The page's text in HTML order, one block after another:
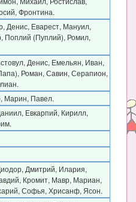
Фронтина.
Денис, Еварест, Мануил,
Поплий (Пуплий), Ромил,
Денис, Емельян, Иван,
Роман, Савин, Серапион,
Марин, Павел.
Евкарпий, Кирилл,
Дмитрий, Илария,
Кромит, Мавр, Мариан,
Софья, Хрисанф, Ясон.